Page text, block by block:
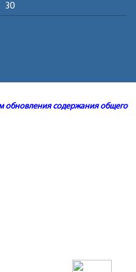
30
обновления содержания общего